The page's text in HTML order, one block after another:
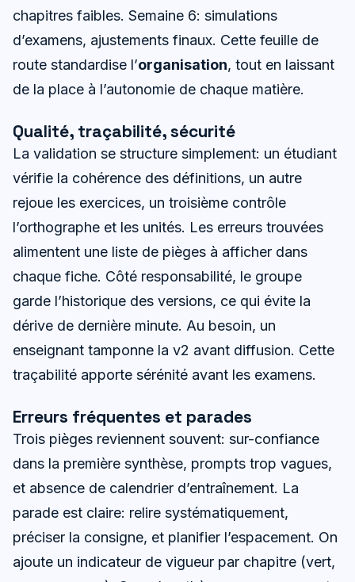
chapitres faibles. Semaine 6: simulations
d’examens, ajustements finaux. Cette feuille de
route standardise l’organisation, tout en laissant
de la place à l’autonomie de chaque matière.
Qualité, traçabilité, sécurité
La validation se structure simplement: un étudiant
vérifie la cohérence des définitions, un autre
rejoue les exercices, un troisième contrôle
l’orthographe et les unités. Les erreurs trouvées
alimentent une liste de pièges à afficher dans
chaque fiche. Côté responsabilité, le groupe
garde l’historique des versions, ce qui évite la
dérive de dernière minute. Au besoin, un
enseignant tamponne la v2 avant diffusion. Cette
traçabilité apporte sérénité avant les examens.
Erreurs fréquentes et parades
Trois pièges reviennent souvent: sur-confiance
dans la première synthèse, prompts trop vagues,
et absence de calendrier d’entraînement. La
parade est claire: relire systématiquement,
préciser la consigne, et planifier l’espacement. On
ajoute un indicateur de vigueur par chapitre (vert,